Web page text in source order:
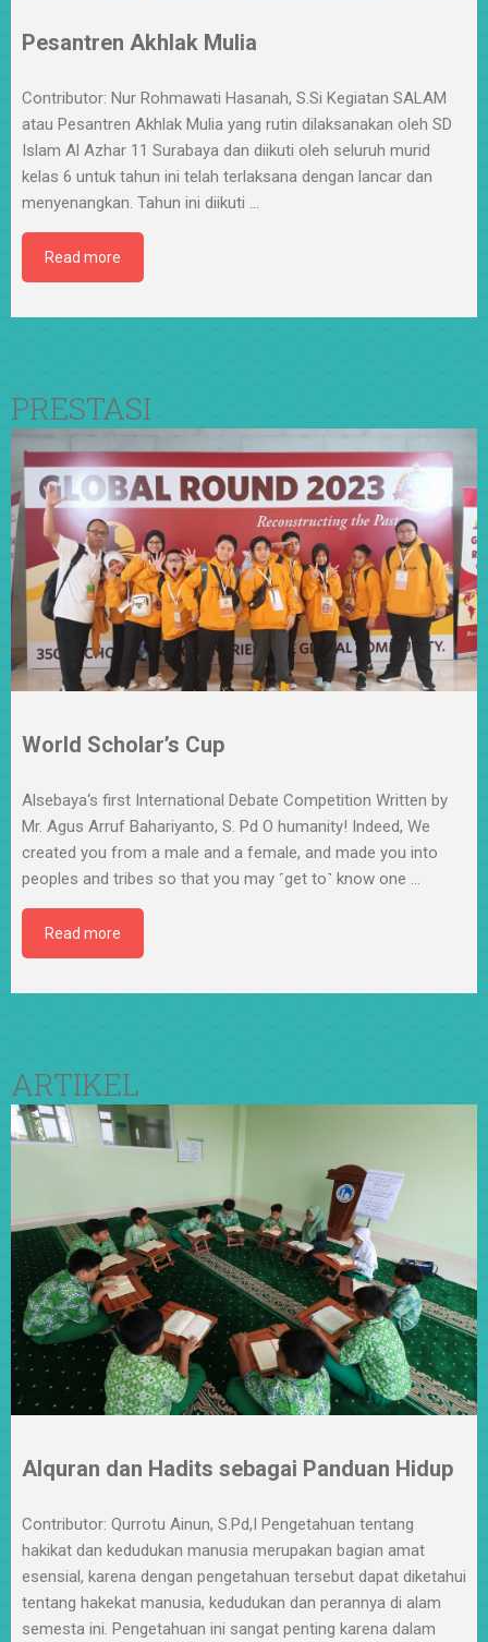
Pesantren Akhlak Mulia
Contributor: Nur Rohmawati Hasanah, S.Si Kegiatan SALAM
atau Pesantren Akhlak Mulia yang rutin dilaksanakan oleh SD
Islam Al Azhar 11 Surabaya dan diikuti oleh seluruh murid
kelas 6 untuk tahun ini telah terlaksana dengan lancar dan
menyenangkan. Tahun ini diikuti …
Read more
PRESTASI
World Scholar’s Cup
Alsebaya‘s first International Debate Competition Written by
Mr. Agus Arruf Bahariyanto, S. Pd O humanity! Indeed, We
created you from a male and a female, and made you into
peoples and tribes so that you may ˹get to˺ know one …
Read more
ARTIKEL
Alquran dan Hadits sebagai Panduan Hidup
Contributor: Qurrotu Ainun, S.Pd,I Pengetahuan tentang
hakikat dan kedudukan manusia merupakan bagian amat
esensial, karena dengan pengetahuan tersebut dapat diketahui
tentang hakekat manusia, kedudukan dan perannya di alam
semesta ini. Pengetahuan ini sangat penting karena dalam